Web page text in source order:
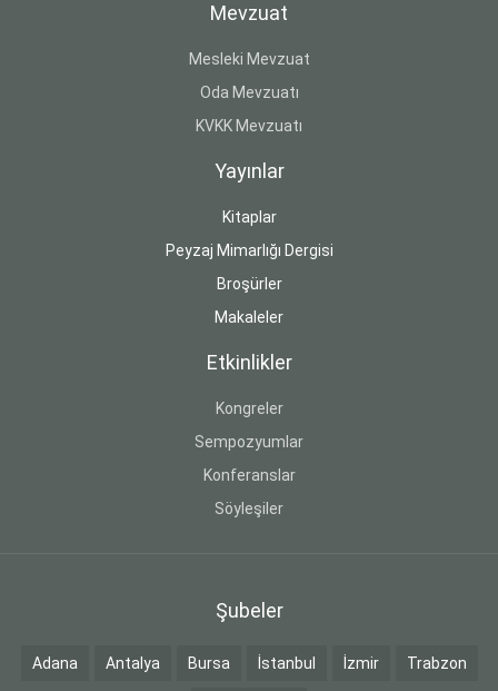
Mevzuat
Mesleki Mevzuat
Oda Mevzuatı
KVKK Mevzuatı
Yayınlar
Kitaplar
Peyzaj Mimarlığı Dergisi
Broşürler
Makaleler
Etkinlikler
Kongreler
Sempozyumlar
Konferanslar
Söyleşiler
Şubeler
Adana Antalya Bursa İstanbul İzmir Trabzon